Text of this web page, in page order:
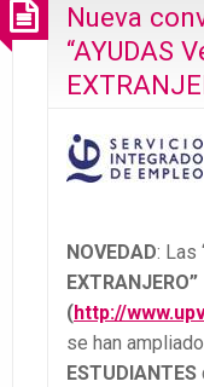
Nueva
“AYUDAS
NOVEDAD: Las
EXTRANJERO”
(http://
se han
ESTUDIANTES